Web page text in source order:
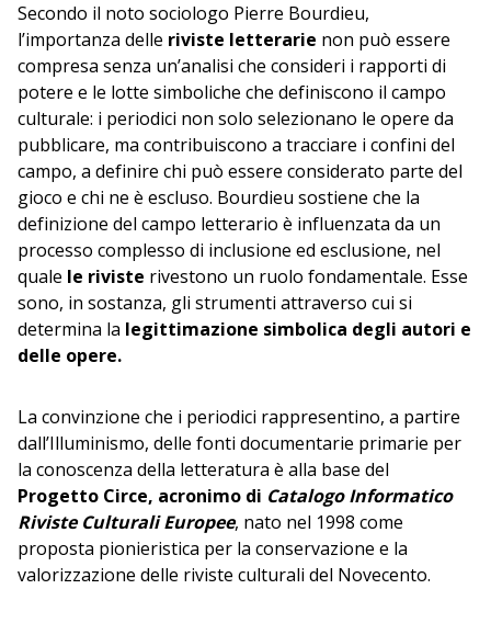
Secondo il noto sociologo Pierre Bourdieu,
l’importanza delle riviste letterarie non può essere
compresa senza un’analisi che consideri i rapporti di
potere e le lotte simboliche che definiscono il campo
culturale: i periodici non solo selezionano le opere da
pubblicare, ma contribuiscono a tracciare i confini del
campo, a definire chi può essere considerato parte del
gioco e chi ne è escluso. Bourdieu sostiene che la
definizione del campo letterario è influenzata da un
processo complesso di inclusione ed esclusione, nel
quale le riviste rivestono un ruolo fondamentale. Esse
sono, in sostanza, gli strumenti attraverso cui si
determina la legittimazione simbolica degli autori e
delle opere.
La convinzione che i periodici rappresentino, a partire
dall’Illuminismo, delle fonti documentarie primarie per
la conoscenza della letteratura è alla base del
Progetto Circe, acronimo di Catalogo Informatico
Riviste Culturali Europee, nato nel 1998 come
proposta pionieristica per la conservazione e la
valorizzazione delle riviste culturali del Novecento.